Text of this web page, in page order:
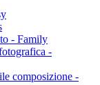
- Family
-
composizione -